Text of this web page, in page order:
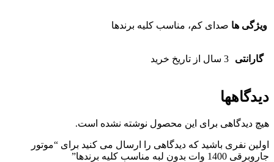
ویژگی ها صدای کم، مناسب کلیه برندها
گارانتی 3 سال از تاریخ خرید
دیدگاهها
هیچ دیدگاهی برای این محصول نوشته نشده است.
اولین نفری باشید که دیدگاهی را ارسال می کنید برای “موتور
جاروبرقی 1400 وات بدون لبه مناسب کلیه برندها”